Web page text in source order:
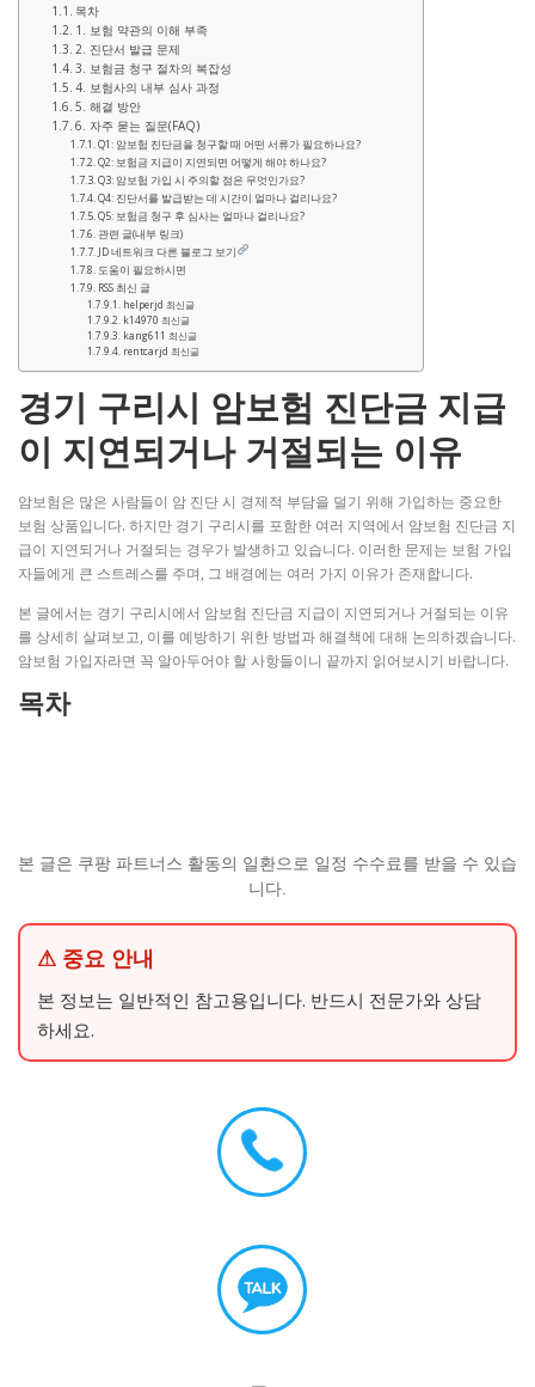
목차
1. 보험 약관의 이해 부족
2. 진단서 발급 문제
3. 보험금 청구 절차의 복잡성
4. 보험사의 내부 심사 과정
5. 해결 방안
6. 자주 묻는 질문(FAQ)
Q1: 암보험 진단금을 청구할 때 어떤 서류가 필요하나요?
Q2: 보험금 지급이 지연되면 어떻게 해야 하나요?
Q3: 암보험 가입 시 주의할 점은 무엇인가요?
Q4: 진단서를 발급받는 데 시간이 얼마나 걸리나요?
Q5: 보험금 청구 후 심사는 얼마나 걸리나요?
관련 글(내부 링크)
JD 네트워크 다른 블로그 보기
도움이 필요하시면
RSS 최신 글
helperjd 최신글
k14970 최신글
kang611 최신글
rentcarjd 최신글
경기 구리시 암보험 진단금 지급
이 지연되거나 거절되는 이유
암보험은 많은 사람들이 암 진단 시 경제적 부담을 덜기 위해 가입하는 중요한
보험 상품입니다. 하지만 경기 구리시를 포함한 여러 지역에서 암보험 진단금 지
급이 지연되거나 거절되는 경우가 발생하고 있습니다. 이러한 문제는 보험 가입
자들에게 큰 스트레스를 주며, 그 배경에는 여러 가지 이유가 존재합니다.
본 글에서는 경기 구리시에서 암보험 진단금 지급이 지연되거나 거절되는 이유
를 상세히 살펴보고, 이를 예방하기 위한 방법과 해결책에 대해 논의하겠습니다.
암보험 가입자라면 꼭 알아두어야 할 사항들이니 끝까지 읽어보시기 바랍니다.
목차
본 글은 쿠팡 파트너스 활동의 일환으로 일정 수수료를 받을 수 있습
니다.
⚠ 중요 안내
본 정보는 일반적인 참고용입니다. 반드시 전문가와 상담
하세요.